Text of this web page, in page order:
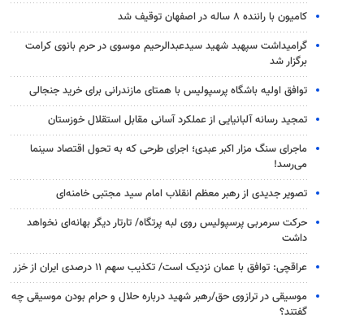
کامیون با راننده ۸ ساله در اصفهان توقیف شد
گرامیداشت سپهبد شهید سیدعبدالرحیم موسوی در حرم بانوی کرامت
برگزار شد
توافق اولیه باشگاه پرسپولیس با همتای مازندرانی برای خرید جنجالی
تمجید رسانه آلبانیایی از عملکرد آسانی مقابل استقلال خوزستان
ماجرای سنگ مزار اکبر عبدی؛ اجرای طرحی که به تحول اقتصاد سینما
می‌رسد!
تصویر جدیدی از رهبر معظم انقلاب امام سید مجتبی خامنه‌ای
حرکت سرمربی پرسپولیس روی لبه پرتگاه/ تارتار دیگر بهانه‌ای نخواهد
داشت
عراقچی: توافق با عمان نزدیک است/ تکذیب سهم ۱۱ درصدی ایران از خزر
موسیقی در ترازوی حق/رهبر شهید درباره حلال و حرام بودن موسیقی چه
گفتند؟